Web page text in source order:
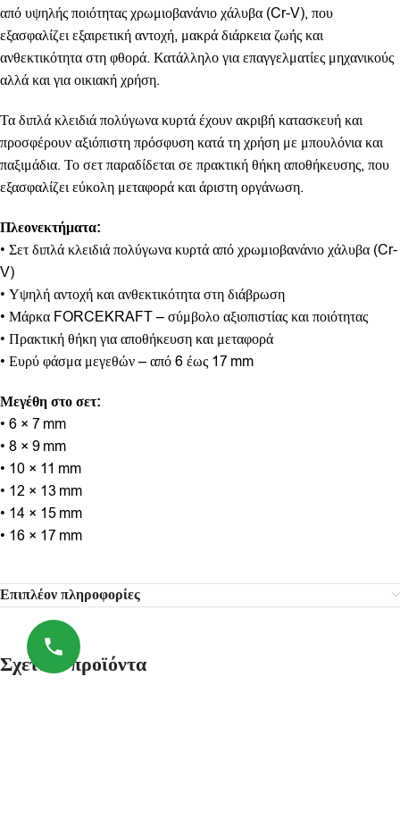
από υψηλής ποιότητας χρωμιοβανάνιο χάλυβα (Cr-V), που
εξασφαλίζει εξαιρετική αντοχή, μακρά διάρκεια ζωής και
ανθεκτικότητα στη φθορά. Κατάλληλο για επαγγελματίες μηχανικούς
αλλά και για οικιακή χρήση.
Τα διπλά κλειδιά πολύγωνα κυρτάέχουν ακριβή κατασκευή και
προσφέρουν αξιόπιστη πρόσφυση κατά τη χρήση με μπουλόνια και
παξιμάδια. Το σετ παραδίδεται σε πρακτική θήκη αποθήκευσης, που
εξασφαλίζει εύκολη μεταφορά και άριστη οργάνωση.
Πλεονεκτήματα:
• Σετ διπλά κλειδιά πολύγωνα κυρτά από χρωμιοβανάνιο χάλυβα (Cr-
V)
• Υψηλή αντοχή και ανθεκτικότητα στη διάβρωση
• Μάρκα FORCEKRAFT – σύμβολο αξιοπιστίας και ποιότητας
• Πρακτική θήκη για αποθήκευση και μεταφορά
• Ευρύ φάσμα μεγεθών – από 6 έως 17 mm
Μεγέθη στο σετ:
• 6 × 7 mm
• 8 × 9 mm
• 10 × 11 mm
• 12 × 13 mm
• 14 × 15 mm
• 16 × 17 mm
Επιπλέον πληροφορίες
Σχετικά προϊόντα